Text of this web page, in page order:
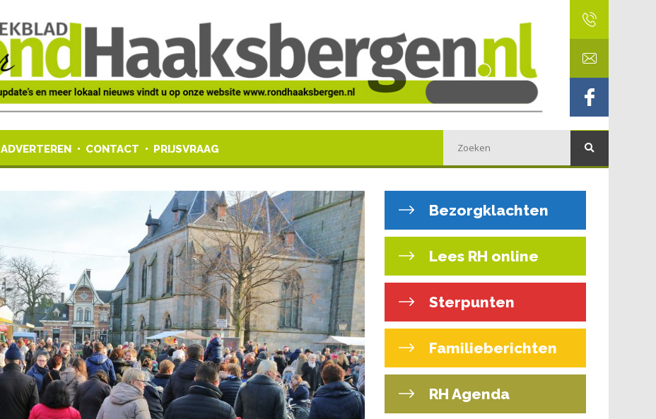
ADVERTEREN CONTACT PRIJSVRAAG
Bezorgklachten
Lees RH online
Sterpunten
Familieberichten
RH Agenda